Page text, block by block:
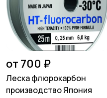
от 700 ₽
Леска флюрокарбон
производство Япония